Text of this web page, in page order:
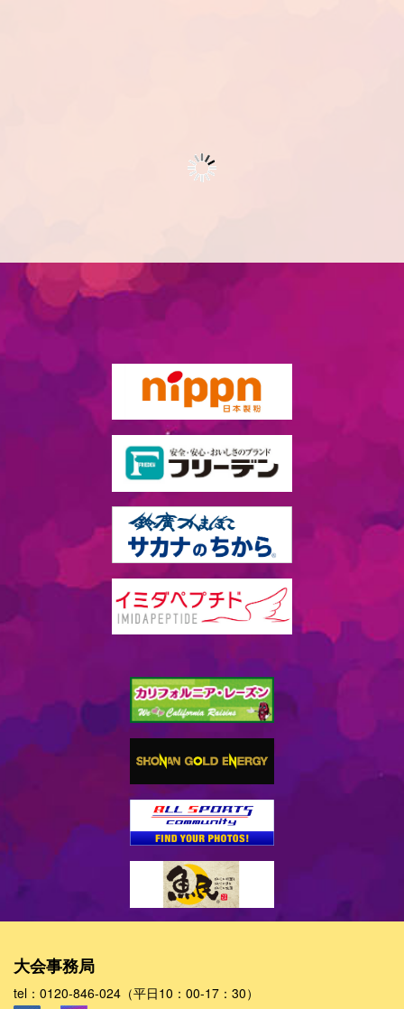
大会事務局
tel：0120-846-024（平日10：00-17：30）